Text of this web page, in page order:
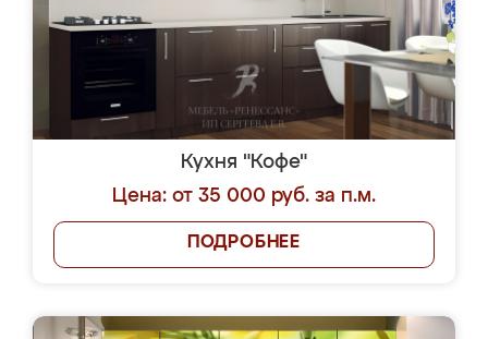
Кухня "Кофе"
Цена: от 35 000 руб. за п.м.
ПОДРОБНЕЕ